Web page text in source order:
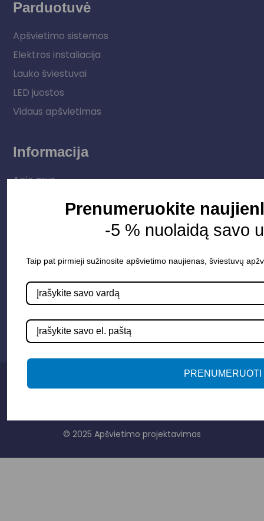
Parduotuvė
Apšvietimo sistemos
Elektros instaliacija
Lauko šviestuvai
LED juostos
Vidaus apšvietimas
Informacija
Apie mus
Apšvietimo mokymų įrašas
Susisiekime
info@apsvietimoprojektavimas.lt
+3706 279 7213
© 2025 Apšvietimo projektavimas
Prenumeruokite
-5 % nuolaidą savo
Taip pat pirmieji sužinosite apšvietimo naujienas, šviestuvų
PRENUMERUOTI